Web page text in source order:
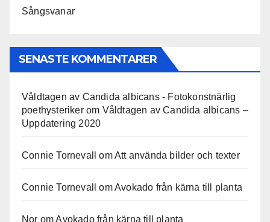
Sångsvanar
SENASTE KOMMENTARER
Våldtagen av Candida albicans - Fotokonstnärlig
poethysterikerom Våldtagen av Candida albicans –
Uppdatering 2020
Connie Tornevall omAtt använda bilder och texter
Connie Tornevall omAvokado från kärna till planta
Nor omAvokado från kärna till planta